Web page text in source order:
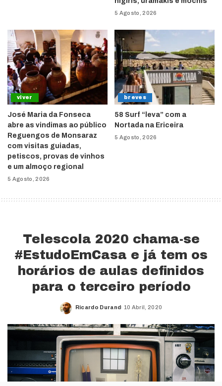
5 Agosto, 2026
viver
José Maria da Fonseca
abre as vindimas ao público
Reguengos de Monsaraz
com visitas guiadas,
petiscos, provas de vinhos
e um almoço regional
5 Agosto, 2026
breves
58 Surf “leva” com a
Nortada na Ericeira
5 Agosto, 2026
Telescola 2020 chama-se
#EstudoEmCasa e já tem os
horários de aulas definidos
para o terceiro período
Posted
Ricardo Durand 10 Abril, 2020